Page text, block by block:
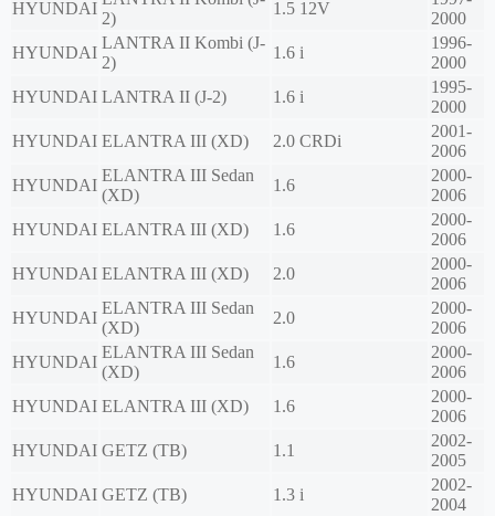
HYUNDAI
2)
1.5 12V
2000
HYUNDAI
LANTRA II Kombi (J-
2)
1.6 i
1996-
2000
HYUNDAI LANTRA II (J-2) 1.6 i
1995-
2000
HYUNDAI ELANTRA III (XD) 2.0 CRDi
2001-
2006
HYUNDAI
ELANTRA III Sedan
(XD)
1.6
2000-
2006
HYUNDAI ELANTRA III (XD) 1.6
2000-
2006
HYUNDAI ELANTRA III (XD) 2.0
2000-
2006
HYUNDAI
ELANTRA III Sedan
(XD)
2.0
2000-
2006
HYUNDAI
ELANTRA III Sedan
(XD)
1.6
2000-
2006
HYUNDAI ELANTRA III (XD) 1.6
2000-
2006
HYUNDAI GETZ (TB) 1.1
2002-
2005
HYUNDAI GETZ (TB) 1.3 i
2002-
2004